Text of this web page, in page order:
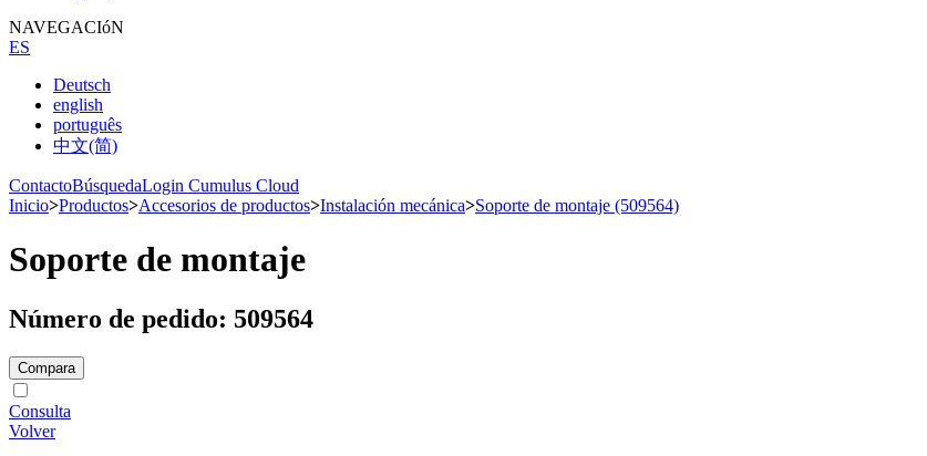
NAVEGACIóN
ES
Deutsch
english
português
中文(简)
ContactoBúsquedaLogin Cumulus Cloud
Inicio>Productos>Accesorios de productos>Instalación mecánica>Soporte de montaje (509564)
Soporte de montaje
Número de pedido: 509564
Compara
Consulta
Volver